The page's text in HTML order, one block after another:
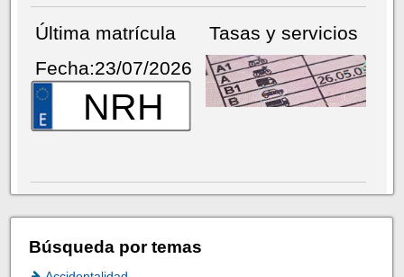
Última matrícula
Fecha:23/07/2026
NRH
Tasas y servicios
Búsqueda por temas